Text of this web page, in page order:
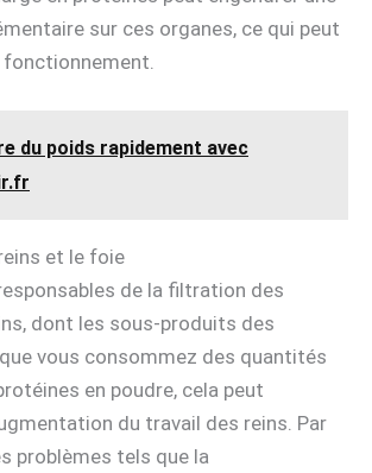
sur ces organes, ce qui peut
fonctionnement.
du poids rapidement avec
et le foie
de la filtration des
dont les sous-produits des
vous consommez des quantités
en poudre, cela peut
du travail des reins. Par
problèmes tels que la